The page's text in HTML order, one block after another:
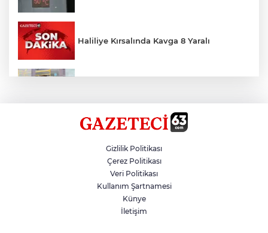
Haliliye Kırsalında Kavga 8 Yaralı
Hikmet Başak’tan Ulaşım Çalışması
Sezon 18 Ağustos'ta Başlayacak
Gizlilik Politikası
Çerez Politikası
Veri Politikası
Kullanım Şartnamesi
Künye
İletişim